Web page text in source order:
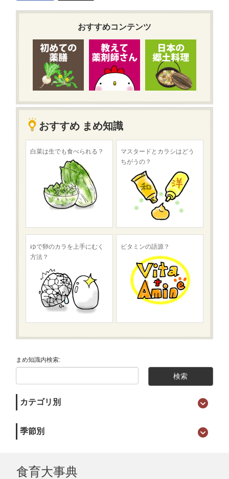
おすすめコンテンツ
おすすめ まめ知識
白菜は生でも食べられる？
マスタードとカラシはどう
ちがうの？
ゆで卵のカラを上手にむく
方法？
ビタミンの語源？
まめ知識内検索:
カテゴリ別
季節別
食育大事典